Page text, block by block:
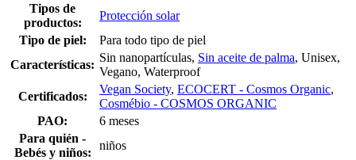
Tipos de
productos:
Protección solar
Tipo de piel:
Para todo tipo de piel
Características:
Sin nanopartículas, Sin aceite de palma, Unisex,
Vegano, Waterproof
Certificados:
Vegan Society, ECOCERT - Cosmos Organic,
Cosmébio - COSMOS ORGANIC
PAO:
6 meses
Para quién -
Bebés y niños:
niños